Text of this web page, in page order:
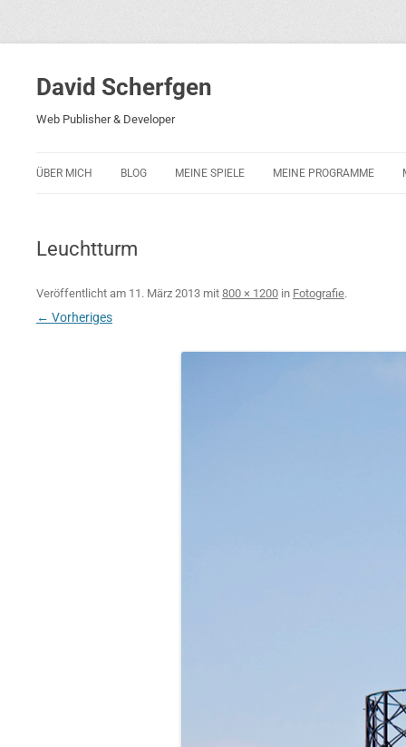
David Scherfgen
Web Publisher & Developer
ÜBER MICH BLOG MEINE SPIELE MEINE PROGRAMME
Leuchtturm
Veröffentlicht am 11. März 2013 mit 800 × 1200 in Fotografie.
← Vorheriges